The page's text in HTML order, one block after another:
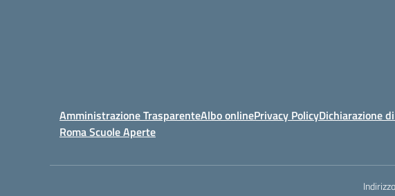
Amministrazione TrasparenteAlbo onlinePrivacy PolicyDichiarazione
Roma Scuole Aperte